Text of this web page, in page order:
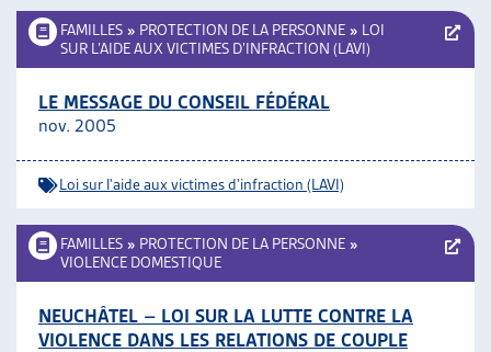
FAMILLES » PROTECTION DE LA PERSONNE » LOI
SUR L’AIDE AUX VICTIMES D’INFRACTION (LAVI)
LE MESSAGE DU CONSEIL FÉDÉRAL
nov. 2005
Loi sur l'aide aux victimes d'infraction (LAVI)
FAMILLES » PROTECTION DE LA PERSONNE »
VIOLENCE DOMESTIQUE
NEUCHÂTEL – LOI SUR LA LUTTE CONTRE LA
VIOLENCE DANS LES RELATIONS DE COUPLE